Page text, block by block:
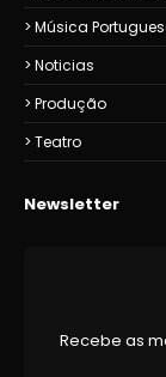
Música
Noticias
Produção
Teatro
Newsletter
Recebe as